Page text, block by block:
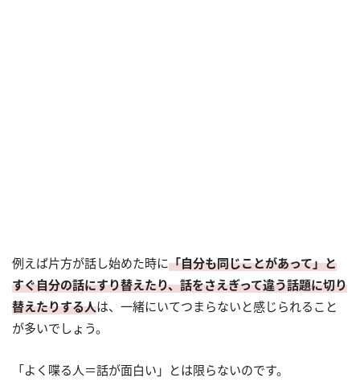
例えば片方が話し始めた時に「自分も同じことがあって」と
すぐ自分の話にすり替えたり、話をさえぎって違う話題に切り
替えたりする人は、一緒にいてつまらないと感じられること
が多いでしょう。
「よく喋る人＝話が面白い」とは限らないのです。